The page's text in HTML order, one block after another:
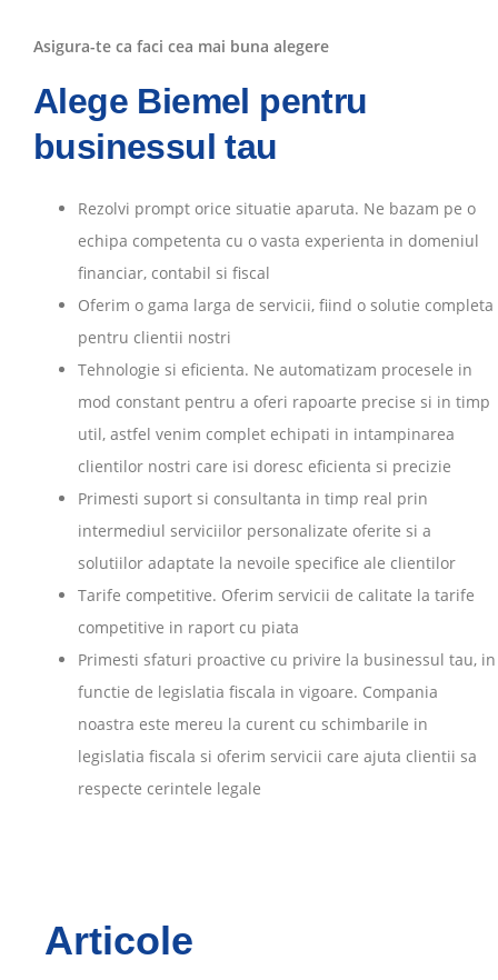
Asigura-te ca faci cea mai buna alegere
Alege Biemel pentru
businessul tau
Rezolvi prompt orice situatie aparuta. Ne bazam pe o
echipa competenta cu o vasta experienta in domeniul
financiar, contabil si fiscal
Oferim o gama larga de servicii, fiind o solutie completa
pentru clientii nostri
Tehnologie si eficienta. Ne automatizam procesele in
mod constant pentru a oferi rapoarte precise si in timp
util, astfel venim complet echipati in intampinarea
clientilor nostri care isi doresc eficienta si precizie
Primesti suport si consultanta in timp real prin
intermediul serviciilor personalizate oferite si a
solutiilor adaptate la nevoile specifice ale clientilor
Tarife competitive. Oferim servicii de calitate la tarife
competitive in raport cu piata
Primesti sfaturi proactive cu privire la businessul tau, in
functie de legislatia fiscala in vigoare. Compania
noastra este mereu la curent cu schimbarile in
legislatia fiscala si oferim servicii care ajuta clientii sa
respecte cerintele legale
Articole